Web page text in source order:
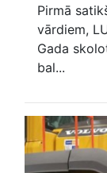
Pirmā
vārdiem,
Gada
bal...